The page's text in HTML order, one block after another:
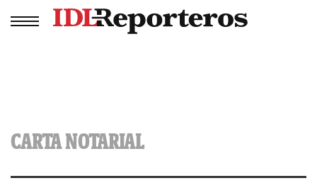
CARTA NOTARIAL